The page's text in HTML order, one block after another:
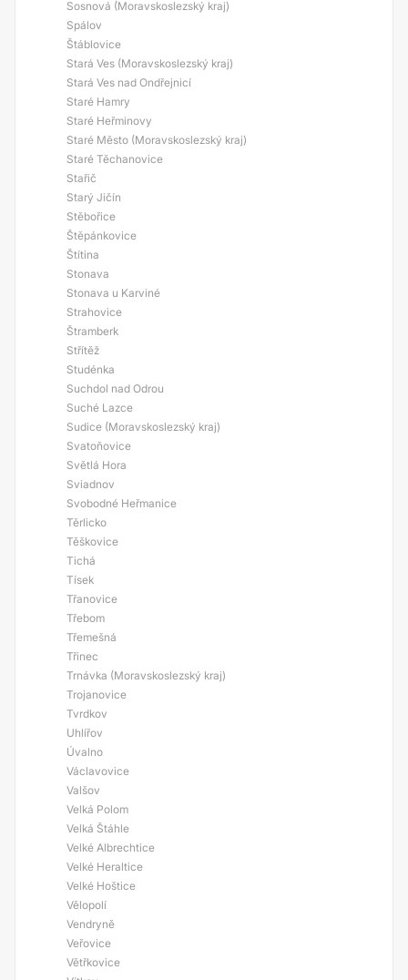
Sosnová (Moravskoslezský kraj)
Spálov
Štáblovice
Stará Ves (Moravskoslezský kraj)
Stará Ves nad Ondřejnicí
Staré Hamry
Staré Heřminovy
Staré Město (Moravskoslezský kraj)
Staré Těchanovice
Stařič
Starý Jičín
Stěbořice
Štěpánkovice
Štítina
Stonava
Stonava u Karviné
Strahovice
Štramberk
Střítěž
Studénka
Suchdol nad Odrou
Suché Lazce
Sudice (Moravskoslezský kraj)
Svatoňovice
Světlá Hora
Sviadnov
Svobodné Heřmanice
Těrlicko
Těškovice
Tichá
Tísek
Třanovice
Třebom
Třemešná
Třinec
Trnávka (Moravskoslezský kraj)
Trojanovice
Tvrdkov
Uhlířov
Úvalno
Václavovice
Valšov
Velká Polom
Velká Štáhle
Velké Albrechtice
Velké Heraltice
Velké Hoštice
Vělopolí
Vendryně
Veřovice
Větřkovice